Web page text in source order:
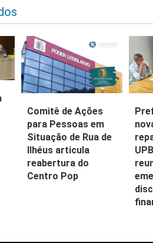
Comitê de Ações
para Pessoas em
Situação de Rua de
Ilhéus articula
reabertura do
Centro Pop